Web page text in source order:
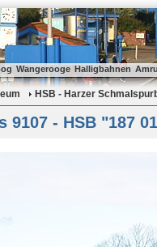
Wangerooge Halligbahnen
HSB - Harzer
9107 - HSB "187